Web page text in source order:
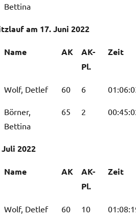
Bettina
am 17. Juni 2022
Name AK
AK-
Pl.
Zeit
Wolf, Detlef 60 6
Börner,
Bettina
65 2
2022
Name AK
AK-
Pl.
Zeit
Wolf, Detlef 60 10